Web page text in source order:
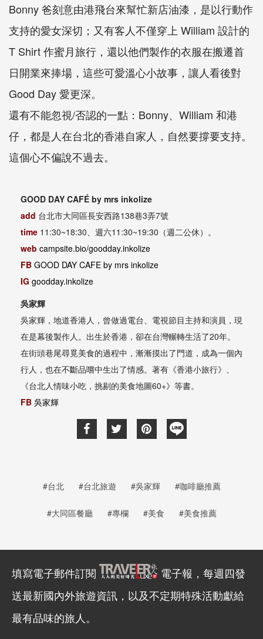
Bonny 爸刻意由港飛台來幫忙新店油漆，是以行動作
支持的愛女深切；又有客人不僅穿上 William 設計的
T Shirt 作蜜月旅行，還以他們製作的衣服在搬遷首
日開業來捧場，這些可愛溫心小故事，讓人看後對
Good Day 愛更深。
還有不能忽視/否認的一點：Bonny、William 和港
仔，都是人在台北的香港自家人，自然要撐要支持。
這個心不偏說不過去。
GOOD DAY CAFÉ by mrs inkolize
add 台北市大同區長安西路138巷3弄7號
time 11:30~18:30、週六11:30~19:30（週二公休）。
web campsite.bio/goodday.inkolize
FB GOOD DAY CAFE by mrs inkolize
IG goodday.inkolize
吳家輝
吳家輝，地道香港人，曾做過電台、電視節目主持和演員，現
在是幕後製作人。出生於香港，卻在台灣輾轉生活了20年。
在街頭巷尾尋覓美食的過程中，漸漸摸出了門道，成為一個內
行人，也在不斷品嚐中生出了情感。著有《香港小旅行》、
《台北人情味小吃，挑剔的美食地圖60+》等書。
FB 吳家輝
#台北 #台北旅遊 #吳家輝 #咖啡廳推薦
#大同區餐廳 #專欄 #美食 #美食推薦
填寫電子郵件訂閱
電子報，每週四發
送最新國內外旅遊資訊，以及不定期特殊活動獻給
最有品味的旅人。